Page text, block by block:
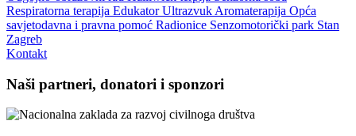
Respiratorna terapija EdukatorUltrazvuk Aromaterapija Opća
savjetodavna i pravna pomoć Radionice Senzomotorički park Stan
Zagreb
Kontakt
Naši partneri, donatori i sponzori